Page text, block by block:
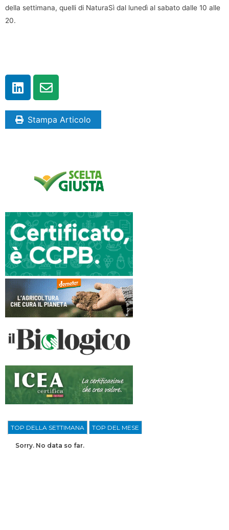
della settimana, quelli di NaturaSì dal lunedì al sabato dalle 10 alle
20.
Stampa Articolo
TOP DELLA SETTIMANA TOP DEL MESE
Sorry. No data so far.